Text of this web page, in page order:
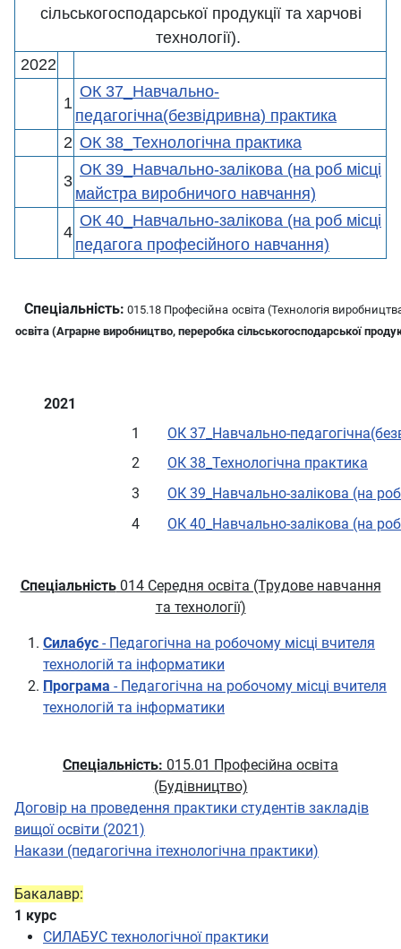
сільськогосподарської продукції та харчові
технології).
2022
1
ОК 37_Навчально-
педагогічна(безвідривна) практика
2 ОК 38_Технологічна практика
3
ОК 39_Навчально-залікова (на роб місці
майстра виробничого навчання)
4
ОК 40_Навчально-залікова (на роб місці
педагога професійного навчання)
Спеціальність: 015.18 Професійна освіта (Технологія
освіта (Аграрне виробництво, переробка сільськогосподарської
2021
1
ОК 37_Навчально-
2
ОК 38_Технологічна практика
3
ОК 39_Навчально-залікова (на
4
ОК 40_Навчально-залікова (на
Спеціальність014 Середня освіта (Трудове навчання
та технології)
Силабус - Педагогiчна на робочому мiсцi вчителя
технологiй та iнформатики
Програма - Педагогiчна на робочому мiсцi вчителя
технологiй та iнформатики
Спеціальність: 015.01 Професійна освіта
(Будівництво)
Договір на проведення практики студентів закладів
вищої освіти (2021)
Накази (педагогічна ітехнологічна практики)
Бакалавр:
1 курс
СИЛАБУС технологічної практики